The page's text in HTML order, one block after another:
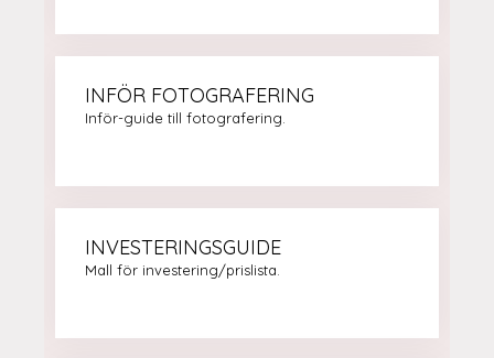
INFÖR FOTOGRAFERING
Inför-guide till fotografering.
INVESTERINGSGUIDE
Mall för investering/prislista.